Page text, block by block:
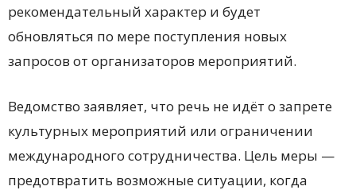
рекомендательный характер и будет
обновляться по мере поступления новых
запросов от организаторов мероприятий.
Ведомство заявляет, что речь не идёт о запрете
культурных мероприятий или ограничении
международного сотрудничества. Цель меры —
предотвратить возможные ситуации, когда